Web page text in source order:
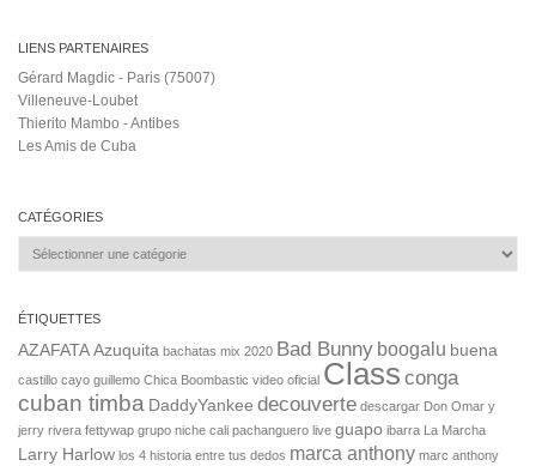
LIENS PARTENAIRES
Gérard Magdic - Paris (75007)
Villeneuve-Loubet
Thierito Mambo - Antibes
Les Amis de Cuba
CATÉGORIES
Catégories
ÉTIQUETTES
AZAFATA Azuquita bachatas mix 2020 Bad Bunny boogalu buena
castillo cayo guillemo Chica Boombastic video oficial Class conga
cuban timba DaddyYankee decouverte descargar Don Omar y
jerry rivera fettywap grupo niche cali pachanguero live guapo ibarra La Marcha
Larry Harlow los 4 historia entre tus dedos marca anthony marc anthony